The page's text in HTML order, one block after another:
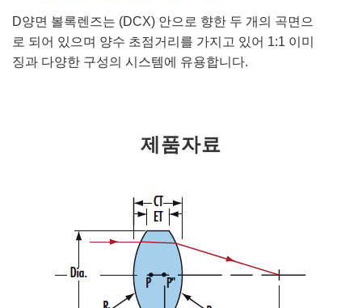
D양면 볼록렌즈는 (DCX) 안으로 향한 두 개의 곡면으
로 되어 있으며 양수 초점거리를 가지고 있어 1:1 이미
징과 다양한 구성의 시스템에 유용합니다.
제품자료